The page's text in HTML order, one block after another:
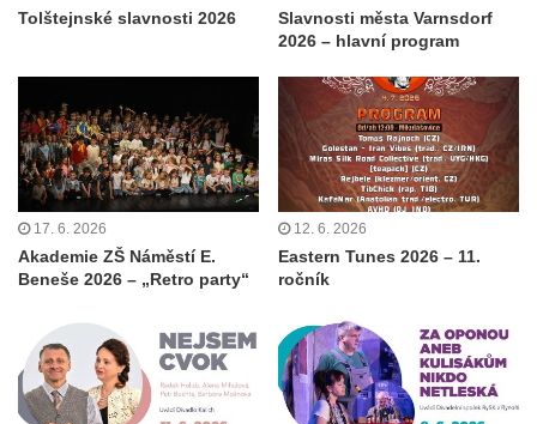
Tolštejnské slavnosti 2026
Slavnosti města Varnsdorf
2026 – hlavní program
17. 6. 2026
Akademie ZŠ Náměstí E.
Beneše 2026 – „Retro party“
12. 6. 2026
Eastern Tunes 2026 – 11.
ročník